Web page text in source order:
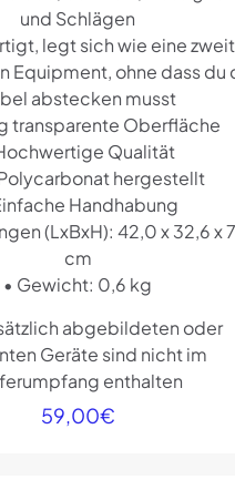
und Schlägen
legt sich wie eine
Equipment, ohne dass du
abstecken musst
transparente Oberfläche
Qualität
hergestellt
Handhabung
(LxBxH): 42,0 x 32,6 x
cm
• Gewicht: 0,6 kg
abgebildeten oder
Geräte sind nicht im
enthalten
59,00€